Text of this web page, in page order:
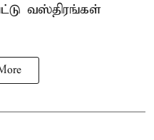
வஸ்திரங்கள்